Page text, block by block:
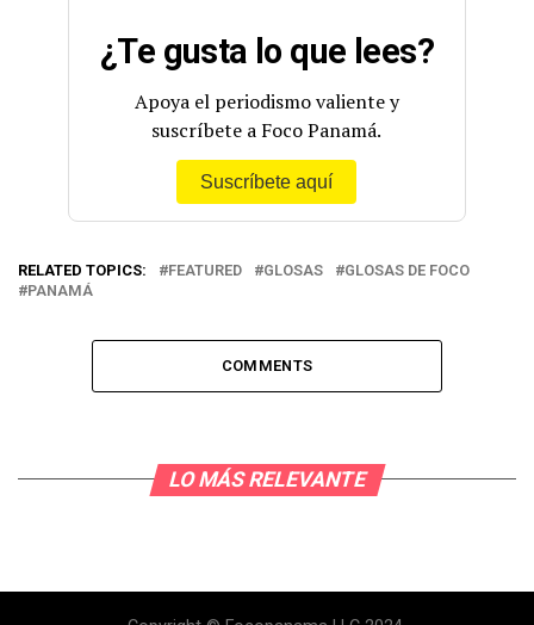
¿Te gusta lo que lees?
Apoya el periodismo valiente y
suscríbete a Foco Panamá.
Suscríbete aquí
RELATED TOPICS: FEATURED GLOSAS
GLOSAS DE FOCO
PANAMÁ
COMMENTS
LO MÁS RELEVANTE